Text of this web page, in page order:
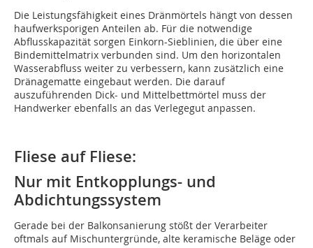
Die Leistungsfähigkeit eines Dränmörtels hängt von dessen
haufwerksporigen Anteilen ab. Für die notwendige
Abflusskapazität sorgen Einkorn-Sieblinien, die über eine
Bindemittelmatrix verbunden sind. Um den horizontalen
Wasserabfluss weiter zu verbessern, kann zusätzlich eine
Dränagematte eingebaut werden. Die darauf
auszuführenden Dick- und Mittelbettmörtel muss der
Handwerker ebenfalls an das Verlegegut anpassen.
Fliese auf Fliese:
Nur mit Entkopplungs- und
Abdichtungssystem
Gerade bei der Balkonsanierung stößt der Verarbeiter
oftmals auf Mischuntergründe, alte keramische Beläge oder